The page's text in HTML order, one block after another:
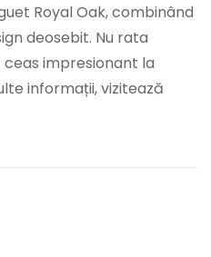
Royal Oak, combinând
deosebit. Nu rata
impresionant la
informații, vizitează